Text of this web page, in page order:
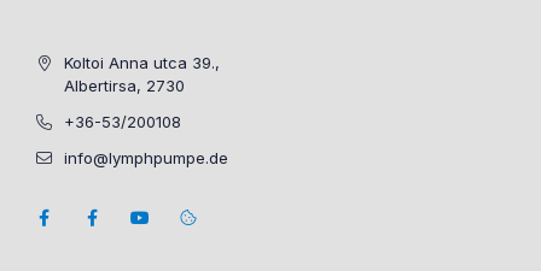
Koltoi Anna utca 39.,
Albertirsa, 2730
+36-53/200108
info@lymphpumpe.de